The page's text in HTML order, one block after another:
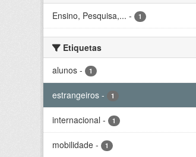
Ensino, Pesquisa,... - 1
Etiquetas
alunos - 1
estrangeiros - 1
internacional - 1
mobilidade - 1